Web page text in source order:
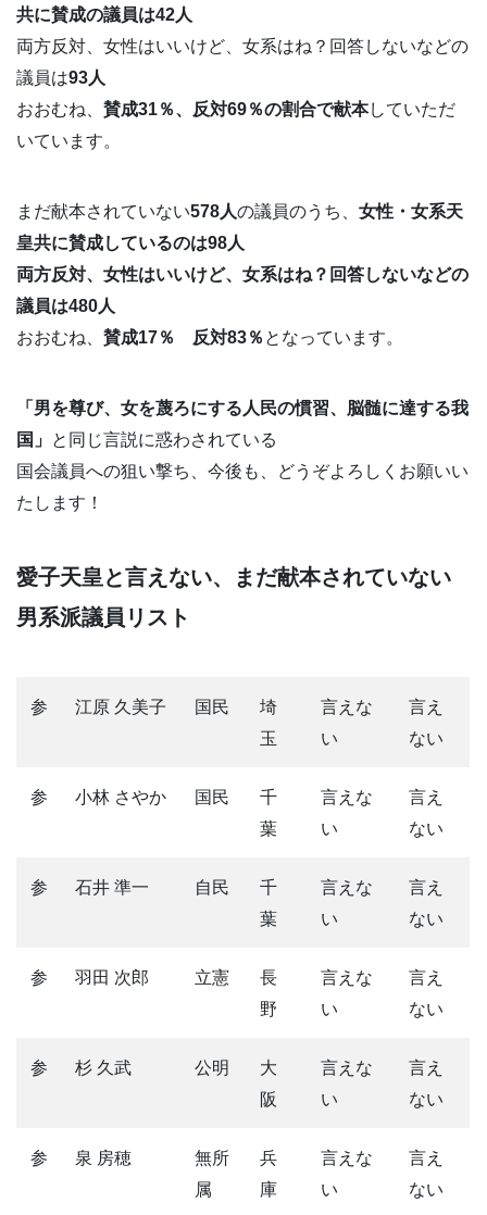
共に賛成の議員は42人
両方反対、女性はいいけど、女系はね？回答しないなどの
議員は93人
おおむね、 賛成31％、反対69％の割合で献本していただ
いています。
まだ献本されていない578人の議員のうち、 女性・女系天
皇共に賛成しているのは98人
両方反対、女性はいいけど、女系はね？回答しないなどの
議員は480人
おおむね、 賛成17％ 反対83％ となっています。
「男を尊び、女を蔑ろにする人民の慣習、脳髄に達する我
国」 と同じ言説に惑わされている
国会議員への狙い撃ち、今後も、どうぞよろしくお願いい
たします！
愛子天皇と言えない、まだ献本されていない
男系派議員リスト
参 江原 久美子 国民
埼
玉
言えな
い
言え
ない
参 小林 さやか 国民
千
葉
言えな
い
言え
ない
参 石井 準一 自民
千
葉
言えな
い
言え
ない
参 羽田 次郎 立憲
長
野
言えな
い
言え
ない
参 杉 久武 公明
大
阪
言えな
い
言え
ない
参 泉 房穂
無所
属
兵
庫
言えな
い
言え
ない